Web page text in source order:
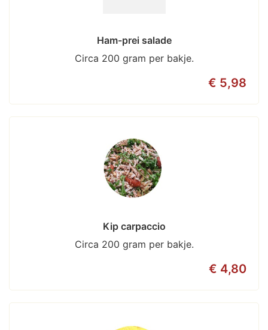
Ham-prei salade
Circa 200 gram per bakje.
€ 5,98
Kip carpaccio
Circa 200 gram per bakje.
€ 4,80